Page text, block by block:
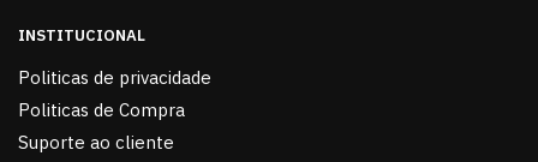
INSTITUCIONAL
Politicas de privacidade
Politicas de Compra
Suporte ao cliente